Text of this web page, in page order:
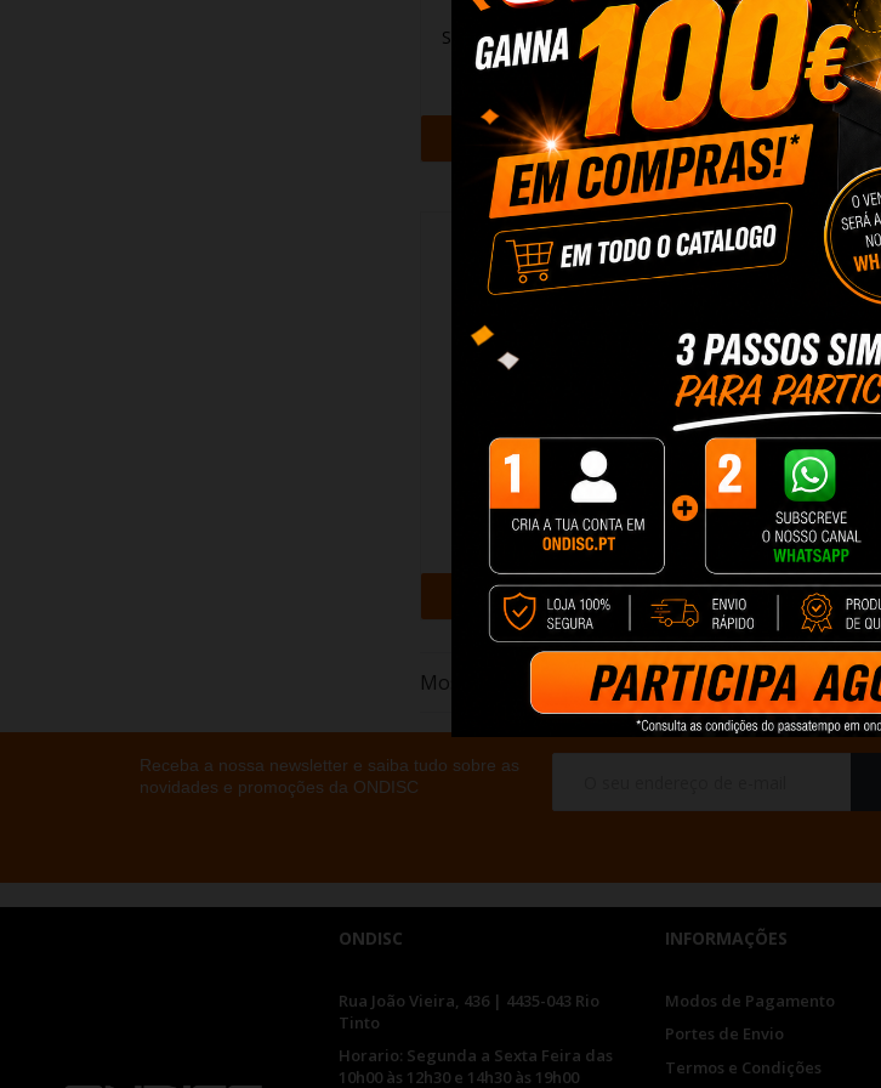
Softbox Neewer 85cm
+ Adicionar
Kit Lampadas Bi Color Led
40W 3200-5600K Neewer
189,68 €
+ Adicionar
Luz Estudio 50x70 4
Lampadas + Tripé
38,90 €
+ Adicionar
Mostrando 1-6 de um total de 6 artigo(s)
Receba a nossa newsletter e saiba tudo sobre as
novidades e promoções da ONDISC
ONDISC
Rua João Vieira, 436 | 4435-043 Rio
Tinto
Horario: Segunda a Sexta Feira das
10h00 às 12h30 e 14h30 às 19h00
INFORMAÇÕES
Modos de Pagamento
Portes de Envio
Termos e Condições